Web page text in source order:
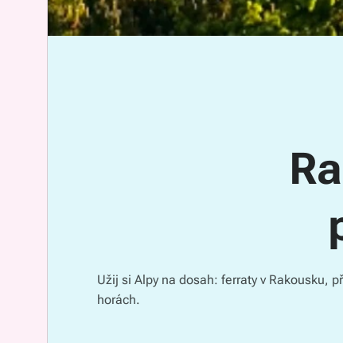
🇦🇹
Užij si Alpy na dosah: ferraty v Rakousku,
horách.